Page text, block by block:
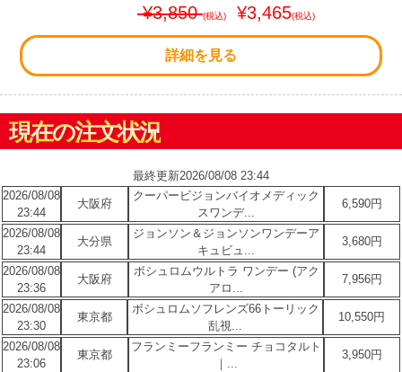
¥3,850(税込) ¥3,465(税込)
詳細を見る
現在の注文状況
最終更新2026/08/08 23:44
2026/08/08
23:44
大阪府
クーパービジョンバイオメディック
スワンデ...
6,590円
2026/08/08
23:44
大分県
ジョンソン＆ジョンソンワンデーア
キュビュ...
3,680円
2026/08/08
23:36
大阪府
ボシュロムウルトラ ワンデー (アク
アロ...
7,956円
2026/08/08
23:30
東京都
ボシュロムソフレンズ66トーリック
乱視...
10,550円
2026/08/08
23:06
東京都
フランミーフランミー チョコタルト
｜...
3,950円